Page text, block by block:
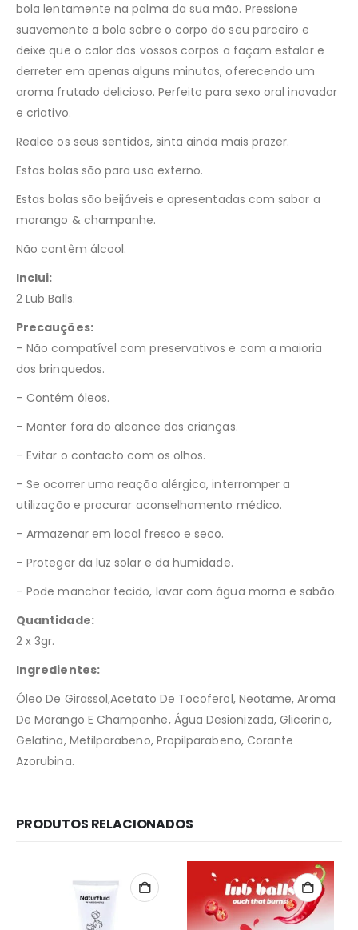
bola lentamente na palma da sua mão. Pressione
suavemente a bola sobre o corpo do seu parceiro e
deixe que o calor dos vossos corpos a façam estalar e
derreter em apenas alguns minutos, oferecendo um
aroma frutado delicioso. Perfeito para sexo oral inovador
e criativo.
Realce os seus sentidos, sinta ainda mais prazer.
Estas bolas são para uso externo.
Estas bolas são beijáveis e apresentadas com sabor a
morango & champanhe.
Não contêm álcool.
Inclui:
2 Lub Balls.
Precauções:
– Não compatível com preservativos e com a maioria
dos brinquedos.
– Contém óleos.
– Manter fora do alcance das crianças.
– Evitar o contacto com os olhos.
– Se ocorrer uma reação alérgica, interromper a
utilização e procurar aconselhamento médico.
– Armazenar em local fresco e seco.
– Proteger da luz solar e da humidade.
– Pode manchar tecido, lavar com água morna e sabão.
Quantidade:
2 x 3gr.
Ingredientes:
Óleo De Girassol,Acetato De Tocoferol, Neotame, Aroma
De Morango E Champanhe, Água Desionizada, Glicerina,
Gelatina, Metilparabeno, Propilparabeno, Corante
Azorubina.
PRODUTOS RELACIONADOS
Redes Sociais